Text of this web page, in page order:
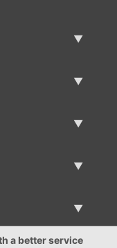
a better service